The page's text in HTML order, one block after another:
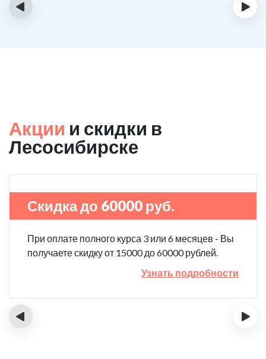
‹ ›
Акции и скидки в
Лесосибирске
Скидка до 60000 руб.
При оплате полного курса 3 или 6 месяцев - Вы
получаете скидку от 15000 до 60000 рублей.
Узнать подробности
‹ ›